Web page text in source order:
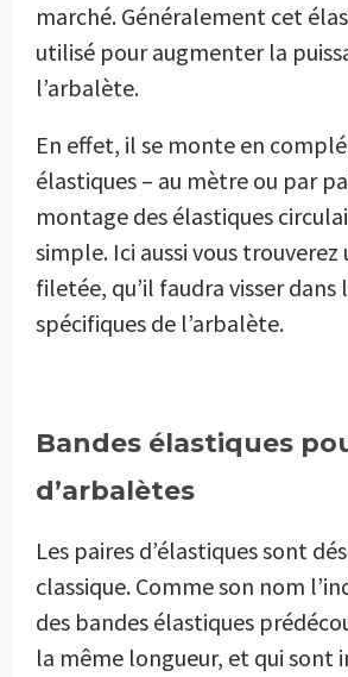
marché. Généralement cet
utilisé pour augmenter la
l’arbalète.
En effet, il se monte en
élastiques – au mètre ou par
montage des élastiques
simple. Ici aussi vous trouverez
filetée, qu’il faudra visser
spécifiques de l’arbalète.
Bandes élastiques
d’arbalètes
Les paires d’élastiques sont
classique. Comme son nom
des bandes élastiques
la même longueur, et qui sont